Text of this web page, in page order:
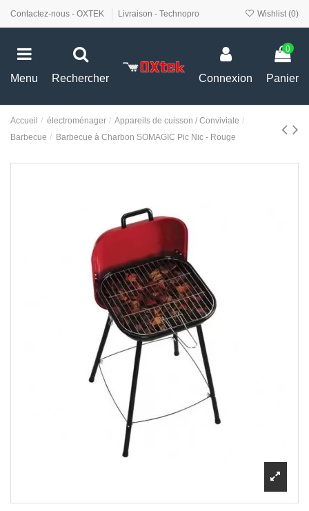
Contactez-nous - OXTEK Livraison - Technopro Wishlist (0)
Menu Rechercher Connexion
0
Panier
Accueil électroménager
Appareils de cuisson / Conviviale
Barbecue
Barbecue à Charbon SOMAGIC Pic Nic - Rouge